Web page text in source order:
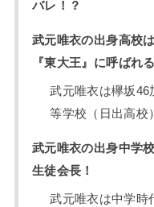
バレ！？
武元唯衣の出身高校
『東大王』に呼ばれ
武元唯衣は欅坂46
等学校（日出高校
武元唯衣の出身中学
生徒会長！
武元唯衣は中学時